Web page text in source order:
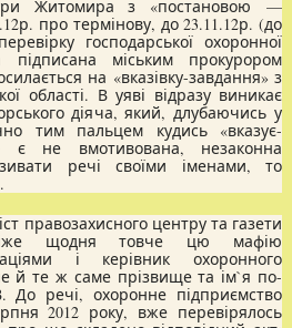
Житомира з «постановою —
про термінову, до 23.11.12р. (до
господарської охоронної
підписана міським прокурором
на «вказівку-завдання» з
області. В уяві відразу виникає
діяча, який, длубаючись у
тим пальцем кудись «вказує-
є не вмотивована, незаконна
речі своїми іменами, то
правозахисного центру та газети
щодня товче цю мафію
і керівник охоронного
й те ж саме прізвище та ім`я по-
До речі, охоронне підприємство
2012 року, вже перевірялось